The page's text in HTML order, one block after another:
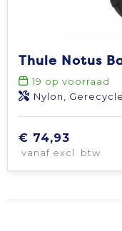
Thule Notus
19 op voorraad
Nylon,
€ 74,93
vanaf excl. btw